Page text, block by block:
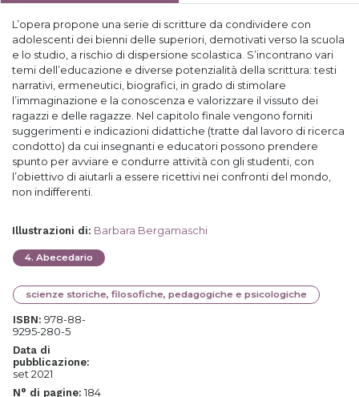
L’opera propone una serie di scritture da condividere con
adolescenti dei bienni delle superiori, demotivati verso la scuola
e lo studio, a rischio di dispersione scolastica. S’incontrano vari
temi dell’educazione e diverse potenzialità della scrittura: testi
narrativi, ermeneutici, biografici, in grado di stimolare
l’immaginazione e la conoscenza e valorizzare il vissuto dei
ragazzi e delle ragazze. Nel capitolo finale vengono forniti
suggerimenti e indicazioni didattiche (tratte dal lavoro di ricerca
condotto) da cui insegnanti e educatori possono prendere
spunto per avviare e condurre attività con gli studenti, con
l’obiettivo di aiutarli a essere ricettivi nei confronti del mondo,
non indifferenti.
Illustrazioni di: Barbara Bergamaschi
4. Abecedario
scienze storiche, filosofiche, pedagogiche e psicologiche
ISBN: 978-88-
9295-280-5
Data di
pubblicazione:
set 2021
N° di pagine: 184